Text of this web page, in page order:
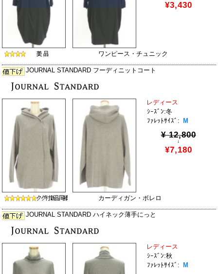
¥3,430
ワンピース・チュニック
JOURNAL STANDARD フーディニットコート
レディース
ｼｰｽﾞﾝ:冬
ﾌｧﾚｯﾄｻｲｽﾞ:
M
¥ 12,800
↓
¥7,180
カーディガン・ボレロ
JOURNAL STANDARD ハイネック薄手にっと
レディース
ｼｰｽﾞﾝ:秋
ﾌｧﾚｯﾄｻｲｽﾞ:
M